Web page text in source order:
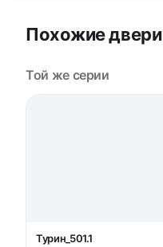
Похожие двери
Той же серии
Турин_501.1